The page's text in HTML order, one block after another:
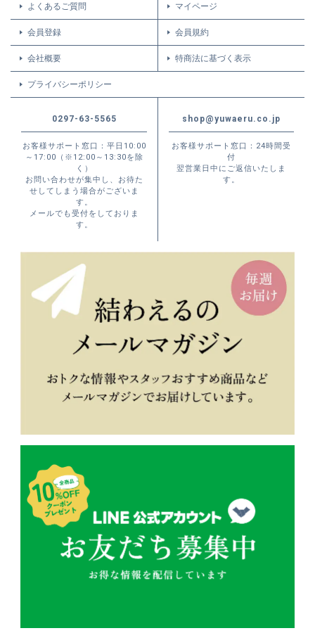
よくあるご質問 マイページ
会員登録 会員規約
会社概要 特商法に基づく表示
プライバシーポリシー
0297-63-5565
お客様サポート窓口：平日10:00
～17:00（※12:00～13:30を除
く）
お問い合わせが集中し、お待た
せしてしまう場合がございま
す。
メールでも受付をしておりま
す。
shop@yuwaeru.co.jp
お客様サポート窓口：24時間受
付
翌営業日中にご返信いたしま
す。